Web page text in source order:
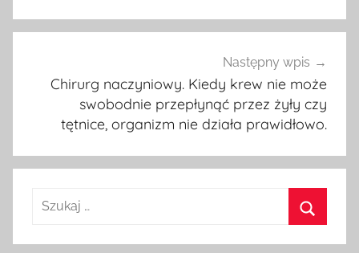
Następny wpis
Chirurg naczyniowy. Kiedy krew nie może
swobodnie przepłynąć przez żyły czy
tętnice, organizm nie działa prawidłowo.
Szukaj: